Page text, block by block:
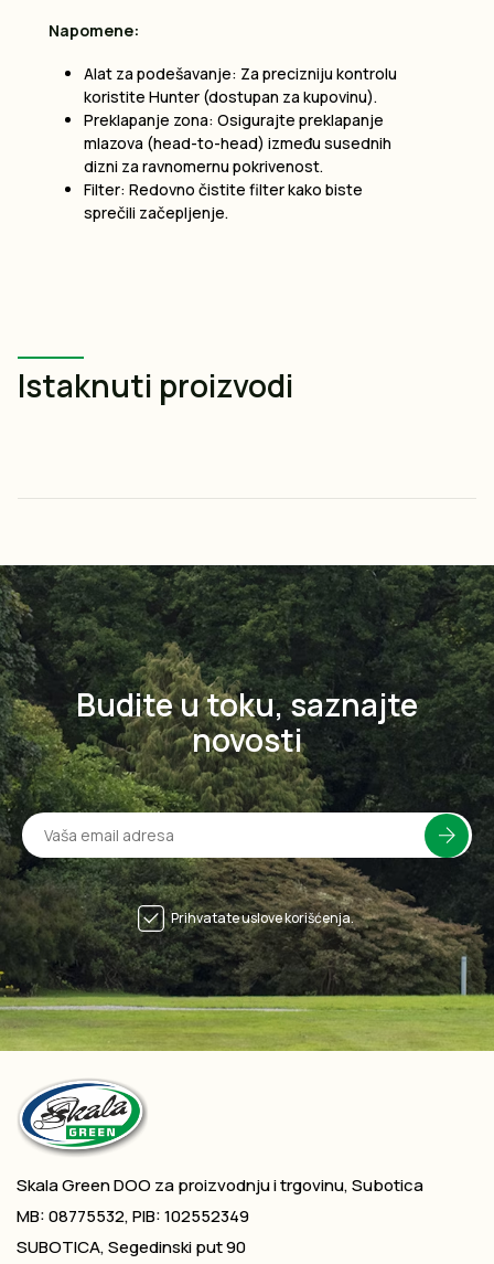
Napomene:
Alat za podešavanje: Za precizniju kontrolu
koristite Hunter (dostupan za kupovinu).
Preklapanje zona: Osigurajte preklapanje
mlazova (head-to-head) između susednih
dizni za ravnomernu pokrivenost.
Filter: Redovno čistite filter kako biste
sprečili začepljenje.
Istaknuti proizvodi
Budite u toku, saznajte
novosti
Prihvatate uslove korišćenja.
Skala Green DOO za proizvodnju i trgovinu, Subotica
MB: 08775532, PIB: 102552349
SUBOTICA, Segedinski put 90